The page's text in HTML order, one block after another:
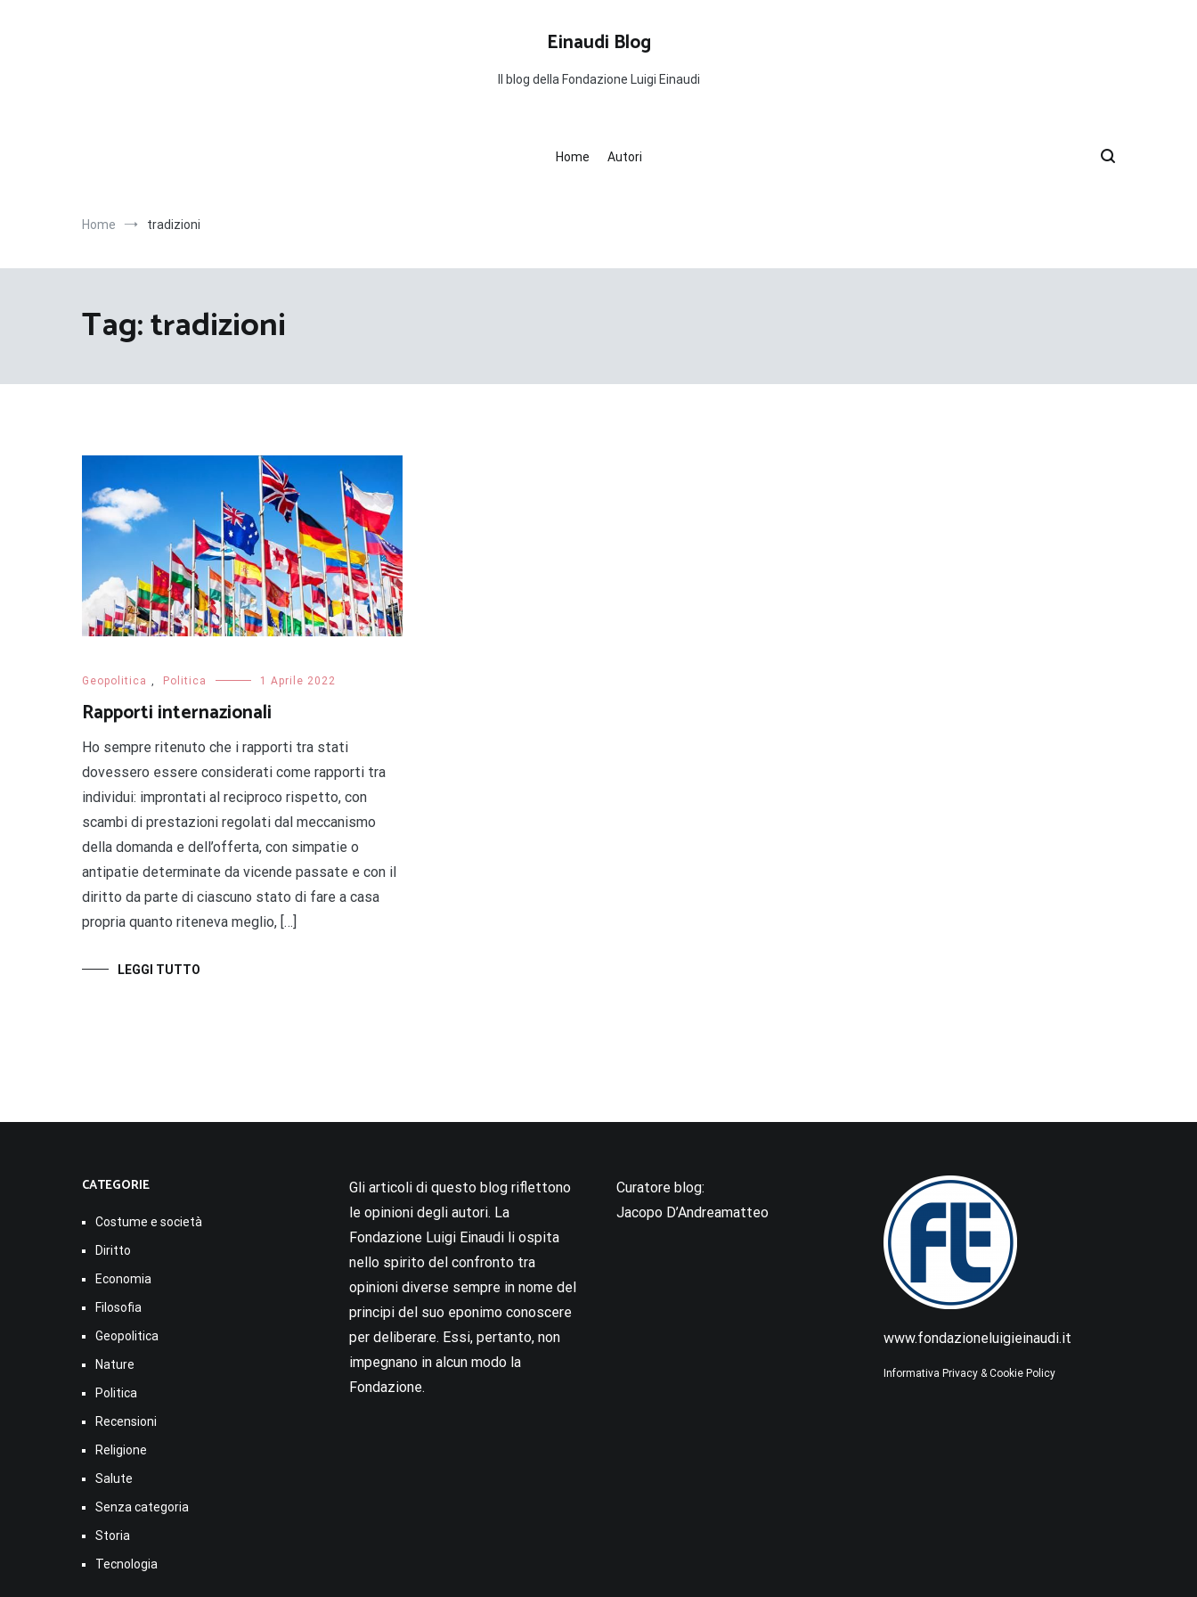
Einaudi Blog
Il blog della Fondazione Luigi Einaudi
Home Autori
Home tradizioni
Tag:tradizioni
Geopolitica Politica 1 Aprile 2022
Rapporti internazionali
Ho sempre ritenuto che i rapporti tra stati
dovessero essere considerati come rapporti tra
individui: improntati al reciproco rispetto, con
scambi di prestazioni regolati dal meccanismo
della domanda e dell’offerta, con simpatie o
antipatie determinate da vicende passate e con il
diritto da parte di ciascuno stato di fare a casa
propria quanto riteneva meglio, […]
LEGGI TUTTO
CATEGORIE
Costume e società
Diritto
Economia
Filosofia
Geopolitica
Nature
Politica
Recensioni
Religione
Salute
Senza categoria
Storia
Tecnologia
Gli articoli di questo blog riflettono
le opinioni degli autori. La
Fondazione Luigi Einaudi li ospita
nello spirito del confronto tra
opinioni diverse sempre in nome del
principi del suo eponimo conoscere
per deliberare. Essi, pertanto, non
impegnano in alcun modo la
Fondazione.
Curatore blog:
Jacopo D’Andreamatteo
www.fondazioneluigieinaudi.it
Informativa Privacy & Cookie Policy